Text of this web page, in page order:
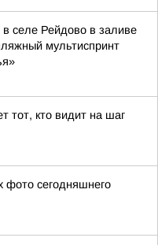
селе Рейдово в заливе
мультиспринт
тот, кто видит на шаг
сегодняшнего